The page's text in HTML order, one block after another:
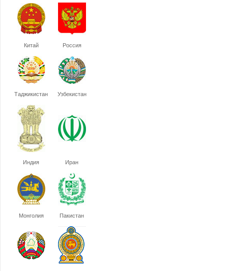
Китай Россия
Таджикистан Узбекистан
Индия Иран
Монголия Пакистан